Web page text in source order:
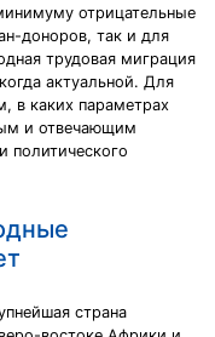
отрицательные
доноров, так и для
трудовая миграция
актуальной. Для
в каких параметрах
и отвечающим
политического
страна